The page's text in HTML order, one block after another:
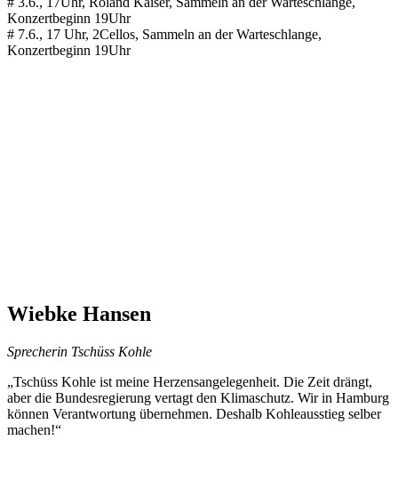
Konzertbeginn 19Uhr
# 7.6., 17 Uhr, 2Cellos, Sammeln an der Warteschlange,
Konzertbeginn 19Uhr
Wiebke Hansen
Sprecherin Tschüss Kohle
„Tschüss Kohle ist meine Herzensangelegenheit. Die Zeit drängt,
aber die Bundesregierung vertagt den Klimaschutz. Wir in Hamburg
können Verantwortung übernehmen. Deshalb Kohleausstieg selber
machen!“